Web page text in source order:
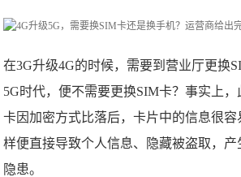
在3G升级4G的时候，需要到营业厅更换
5G时代，便不需要更换SIM卡？事实上
卡因加密方式比落后，卡片中的信息很
样便直接导致个人信息、隐藏被盗取，
隐患。